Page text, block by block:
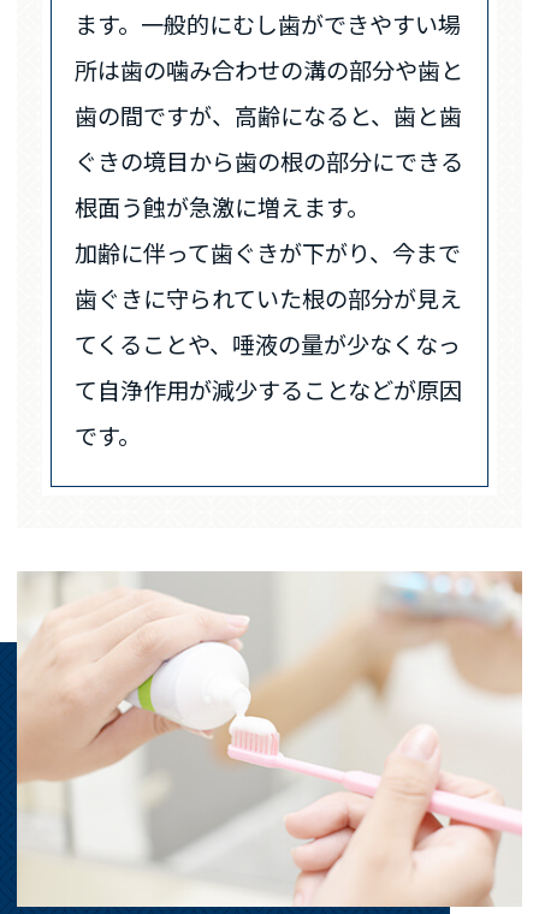
ます。一般的にむし歯ができやすい場
所は歯の噛み合わせの溝の部分や歯と
歯の間ですが、高齢になると、歯と歯
ぐきの境目から歯の根の部分にできる
根面う蝕が急激に増えます。
加齢に伴って歯ぐきが下がり、今まで
歯ぐきに守られていた根の部分が見え
てくることや、唾液の量が少なくなっ
て自浄作用が減少することなどが原因
です。